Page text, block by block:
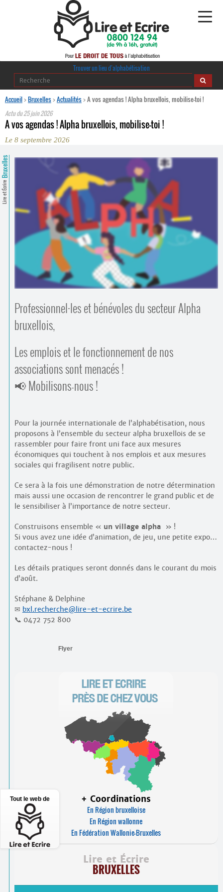
Alphabétisation
Regards croisés
Publications
·
Ressources pédagogiques
Comprendre et parler
Espace presse
Contacts
Trouver un lieu d’alphabétisation
Trouver un lieu d’alphabétisation
Accueil>Bruxelles>Actualités>A vos agendas ! Alpha bruxellois, mobilise-toi !
Actu du25 juin 2026
A vos agendas ! Alpha bruxellois, mobilise-toi !
Le 8 septembre 2026
Lire et Écrire
Bruxelles
Professionnel·les et bénévoles du secteur Alpha
bruxellois,
Les emplois et le fonctionnement de nos
associations sont menacés !
📢 Mobilisons-nous !
Pour la journée internationale de l’alphabétisation, nous
proposons à l’ensemble du secteur alpha bruxellois de se
rassembler pour faire front uni face aux mesures
économiques qui touchent à nos emplois et aux mesures
sociales qui fragilisent notre public.
Ce sera à la fois une démonstration de notre détermination
mais aussi une occasion de rencontrer le grand public et de
le sensibiliser à l’importance de notre secteur.
Construisons ensemble « un village alpha
» !
Si vous avez une idée d’animation, de jeu, une petite expo…
contactez-nous !
Les détails pratiques seront donnés dans le courant du mois
d’août.
Stéphane & Delphine
✉ bxl.recherche@lire-et-ecrire.be
📞 0472 752 800
Flyer
+ Coordinations
En Région bruxelloise
En Région wallonne
En Fédération Wallonie-Bruxelles
Lire et Écrire
BRUXELLES
Tout le web de